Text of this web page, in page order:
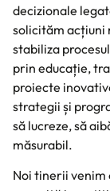
decizionale
solicităm acțiuni
stabiliza
prin educație,
proiecte
strategii și
să lucreze, să
măsurabil.
Noi tinerii venim